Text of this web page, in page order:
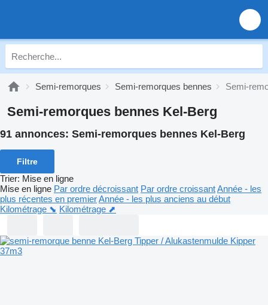
Semi-remorques Semi-remorques bennes Semi-
Semi-remorques bennes Kel-Berg
91 annonces: Semi-remorques bennes Kel-Berg
Filtre
Trier: Mise en ligne
Mise en ligne Par ordre décroissant Par ordre croissantAnnée - les
plus récentes en premierAnnée - les plus anciens au début
Kilométrage ⬊ Kilométrage ⬈